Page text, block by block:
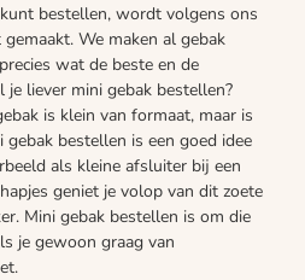
bestellen, wordt volgens ons
We maken al gebak
wat de beste en de
liever mini gebak bestellen?
is klein van formaat, maar is
bestellen is een goed idee
als kleine afsluiter bij een
geniet je volop van dit zoete
Mini gebak bestellen is om die
je gewoon graag van